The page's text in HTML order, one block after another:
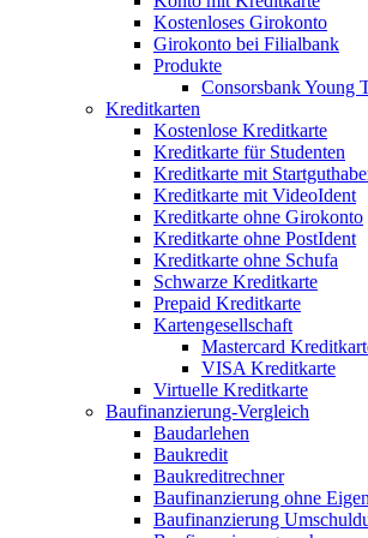
Kostenloses Girokonto
Girokonto bei Filialbank
Produkte
Consorsbank Young
Kreditkarten
Kostenlose Kreditkarte
Kreditkarte für Studenten
Kreditkarte mit
Kreditkarte mit VideoIdent
Kreditkarte ohne Girokonto
Kreditkarte ohne PostIdent
Kreditkarte ohne Schufa
Schwarze Kreditkarte
Prepaid Kreditkarte
Kartengesellschaft
Mastercard
VISA Kreditkarte
Virtuelle Kreditkarte
Baufinanzierung-Vergleich
Baudarlehen
Baukredit
Baukreditrechner
Baufinanzierung ohne
Baufinanzierung